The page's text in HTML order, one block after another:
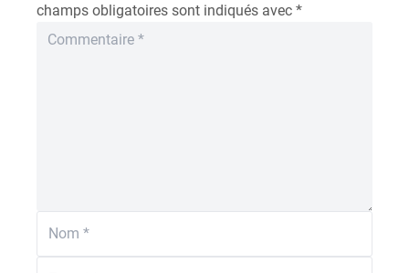
champs obligatoires sont indiqués avec *